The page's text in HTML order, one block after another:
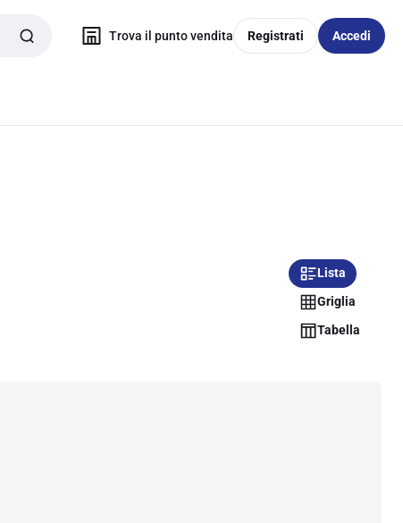
Trova il punto vendita Registrati Accedi
Lista
Griglia
Tabella